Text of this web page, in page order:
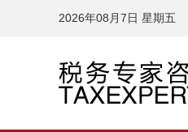
2026年08月7日 星期五